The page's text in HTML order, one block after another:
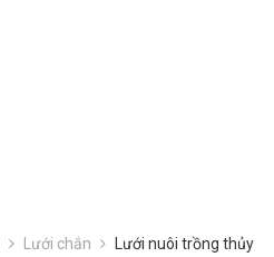
Lưới chắn
Lưới nuôi trồng thủy